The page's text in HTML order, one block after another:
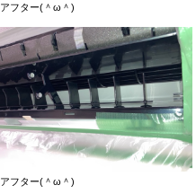
アフター(＾ω＾)
アフター(＾ω＾)